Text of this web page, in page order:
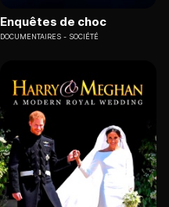
Enquêtes de choc
DOCUMENTAIRES SOCIÉTÉ